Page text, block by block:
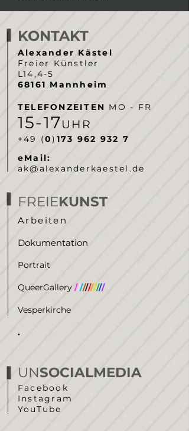
KONTAKT
Alexander Kästel
Freier Künstler
L14,4-5
68161 Mannheim
TELEFONZEITEN MO - FR
15-17UHR
‭+49 (0) 173 962 932 7‬
eMail:
ak@alexanderkaestel.de
FREIEKUNST
Arbeiten
Dokumentation
Portrait
QueerGallery ///////////
Vesperkirche
.
UNSOCIALMEDIA
Facebook
Instagram
YouTube